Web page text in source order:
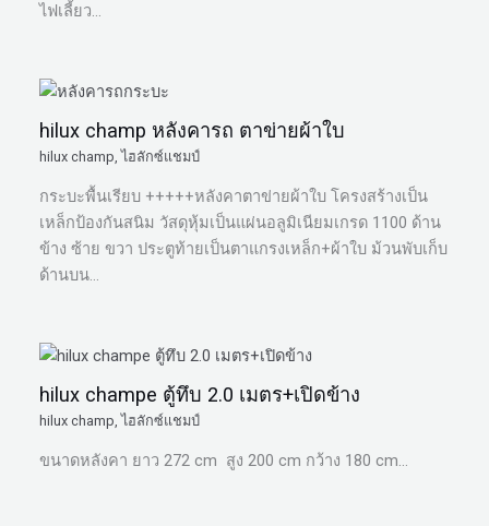
ไฟเลี้ยว…
hilux champ หลังคารถ ตาข่ายผ้าใบ
hilux champ,ไฮลักซ์แชมป์
กระบะพื้นเรียบ +++++หลังคาตาข่ายผ้าใบ โครงสร้างเป็น
เหล็กป้องกันสนิม วัสดุหุ้มเป็นแผ่นอลูมิเนียมเกรด 1100 ด้าน
ข้าง ซ้าย ขวา ประตูท้ายเป็นตาแกรงเหล็ก+ผ้าใบ ม้วนพับเก็บ
ด้านบน…
hilux champe ตู้ทึบ 2.0 เมตร+เปิดข้าง
hilux champ ,ไฮลักซ์แชมป์
ขนาดหลังคา ยาว 272 cm สูง 200 cm กว้าง 180 cm…